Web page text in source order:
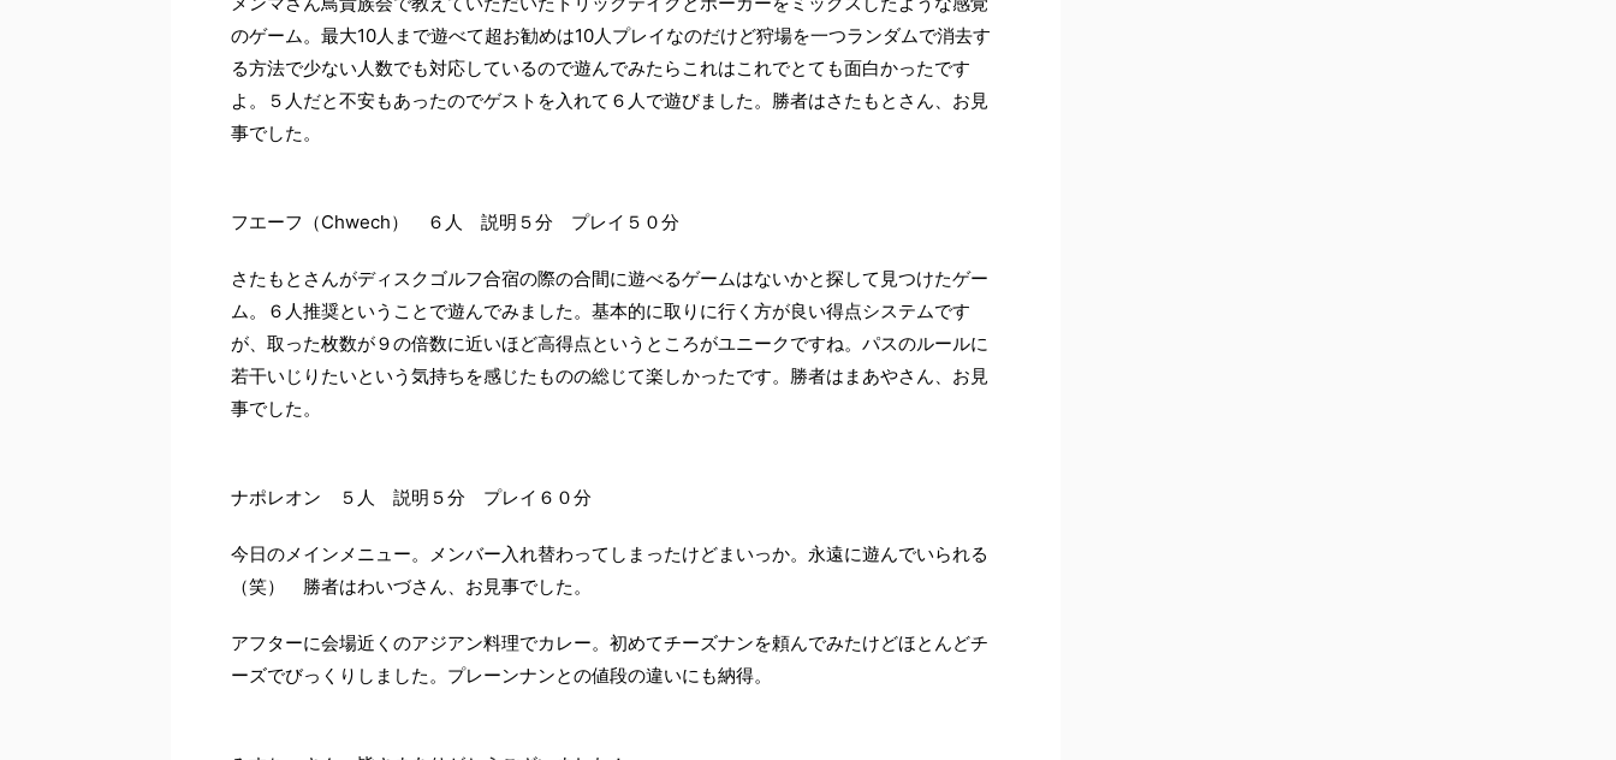
のゲーム。最大10人まで遊べて超お勧めは10人プレイなのだけど狩場を一つランダムで消去す
る方法で少ない人数でも対応しているので遊んでみたらこれはこれでとても面白かったです
よ。５人だと不安もあったのでゲストを入れて６人で遊びました。勝者はさたもとさん、お見
事でした。
フエーフ（Chwech） ６人 説明５分 プレイ５０分
さたもとさんがディスクゴルフ合宿の際の合間に遊べるゲームはないかと探して見つけたゲー
ム。６人推奨ということで遊んでみました。基本的に取りに行く方が良い得点システムです
が、取った枚数が９の倍数に近いほど高得点というところがユニークですね。パスのルールに
若干いじりたいという気持ちを感じたものの総じて楽しかったです。勝者はまあやさん、お見
事でした。
ナポレオン ５人 説明５分 プレイ６０分
今日のメインメニュー。メンバー入れ替わってしまったけどまいっか。永遠に遊んでいられる
（笑） 勝者はわいづさん、お見事でした。
アフターに会場近くのアジアン料理でカレー。初めてチーズナンを頼んでみたけどほとんどチ
ーズでびっくりしました。プレーンナンとの値段の違いにも納得。